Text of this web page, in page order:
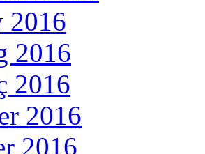
2016
2016
2016
2016
2016